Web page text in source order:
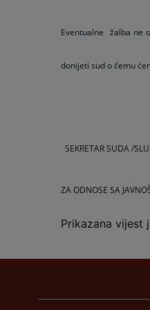
Eventualne žalba ne
donijeti sud o čemu
SEKRETAR SUDA /
ZA ODNOSE SA
Prikazana vijest